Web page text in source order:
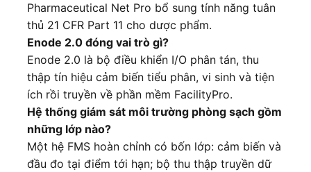
Pharmaceutical Net Pro bổ sung tính năng tuân
thủ 21 CFR Part 11 cho dược phẩm.
Enode 2.0 đóng vai trò gì?
Enode 2.0 là bộ điều khiển I/O phân tán, thu
thập tín hiệu cảm biến tiểu phân, vi sinh và tiện
ích rồi truyền về phần mềm FacilityPro.
Hệ thống giám sát môi trường phòng sạch gồm
những lớp nào?
Một hệ FMS hoàn chỉnh có bốn lớp: cảm biến và
đầu đo tại điểm tới hạn; bộ thu thập truyền dữ